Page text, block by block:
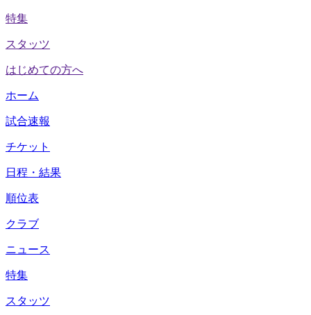
特集
スタッツ
はじめての方へ
ホーム
試合速報
チケット
日程・結果
順位表
クラブ
ニュース
特集
スタッツ